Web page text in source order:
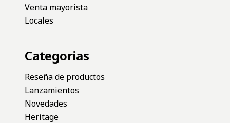
Venta mayorista
Locales
Categorias
Reseña de productos
Lanzamientos
Novedades
Heritage